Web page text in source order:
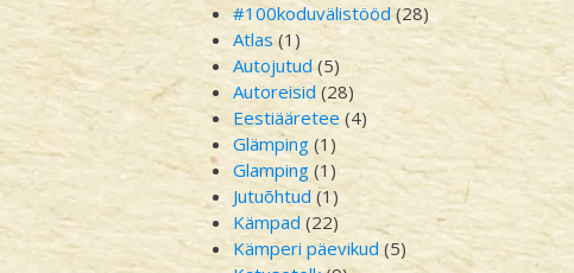
#100koduvälistööd (28)
Atlas (1)
Autojutud(5)
Autoreisid (28)
Eestiääretee (4)
Glämping (1)
Glamping (1)
Jutuõhtud (1)
Kämpad (22)
Kämperi päevikud(5)